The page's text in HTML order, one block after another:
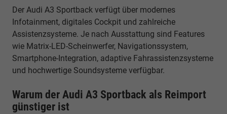
Der Audi A3 Sportback verfügt über modernes
Infotainment, digitales Cockpit und zahlreiche
Assistenzsysteme. Je nach Ausstattung sind Features
wie Matrix-LED-Scheinwerfer, Navigationssystem,
Smartphone-Integration, adaptive Fahrassistenzsysteme
und hochwertige Soundsysteme verfügbar.
Warum der Audi A3 Sportback als Reimport
günstiger ist